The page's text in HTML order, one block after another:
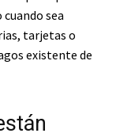
sea
tarjetas o
existente de